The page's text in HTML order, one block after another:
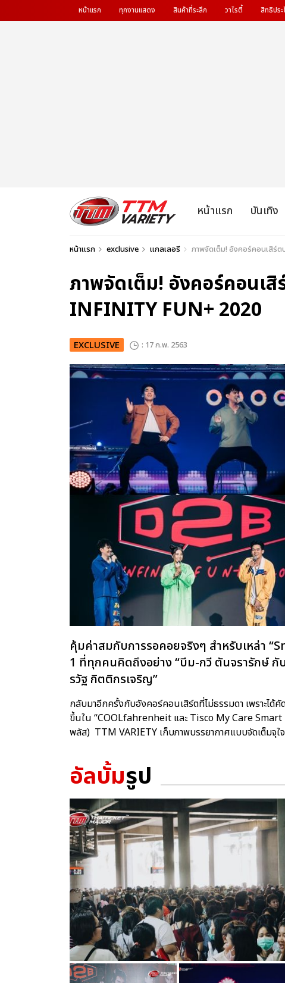
หน้าแรก ทุกงานแสดง สินค้าที่ระลึก วาไรตี้ สิทธิปร
หน้าแรก บันเทิง
หน้าแรก exclusive แกลเลอรี ภาพจัดเต็ม! อังคอร์คอนเสิร์
ภาพจัดเต็ม! อังคอร์คอนเ
INFINITY FUN+ 2020
EXCLUSIVE : 17 ก.พ. 2563
คุ้มค่าสมกับการรอคอยจริงๆ สำหรับเหล่า
1 ที่ทุกคนคิดถึงอย่าง “บีม-กวี ตันจรารักษ์ กั
รวัฐ กิตติกรเจริญ”
กลับมาอีกครั้งกับอังคอร์คอนเสิร์ตที่ไม่ธรรมดา เพราะได้
ขึ้นใน “COOLfahrenheit และ Tisco My Care
พลัส) TTM VARIETY เก็บภาพบรรยากาศแบบจัดเต็มจุใ
อัลบั้มรูป